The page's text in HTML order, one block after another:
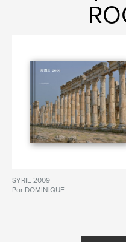
SYRIE 2009
Por DOMINIQUE